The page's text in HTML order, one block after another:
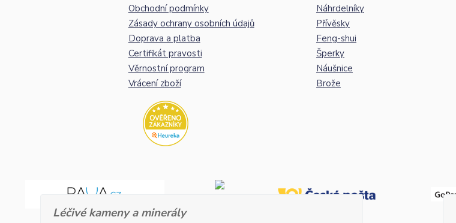
Obchodní podmínky
Zásady ochrany osobních údajů
Doprava a platba
Certifikát pravosti
Věrnostní program
Vrácení zboží
Náhrdelníky
Přívěsky
Feng-shui
Šperky
Náušnice
Brože
Léčivé kameny a minerály